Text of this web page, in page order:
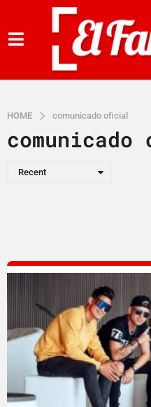
HOME comunicado oficial
Recent